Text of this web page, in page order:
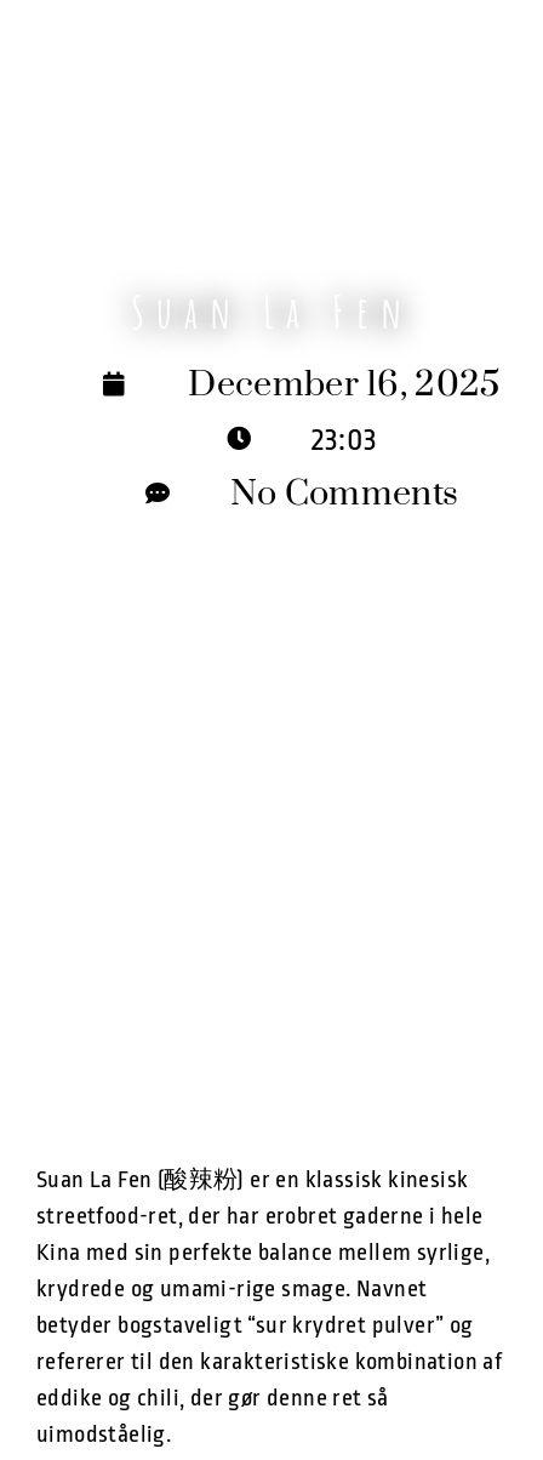
Suan La Fen
December 16, 2025
23:03
No Comments
Suan La Fen (酸辣粉) er en klassisk kinesisk
streetfood-ret, der har erobret gaderne i hele
Kina med sin perfekte balance mellem syrlige,
krydrede og umami-rige smage. Navnet
betyder bogstaveligt “sur krydret pulver” og
refererer til den karakteristiske kombination af
eddike og chili, der gør denne ret så
uimodståelig.